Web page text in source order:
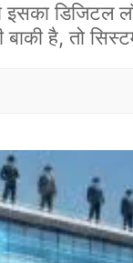
इसका डिजिटल
है, तो